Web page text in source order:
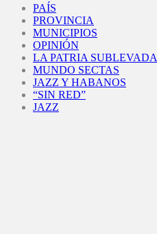
PAÍS
PROVINCIA
MUNICIPIOS
OPINIÓN
LA PATRIA SUBLEVADA
MUNDO SECTAS
JAZZ Y HABANOS
“SIN RED”
JAZZ